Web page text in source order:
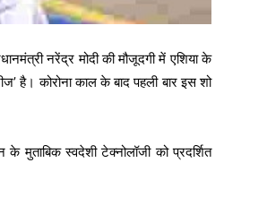
नरेंद्र मोदी की मौजूदगी में एशिया के
है। कोरोना काल के बाद पहली बार इस शो
मुताबिक स्वदेशी टेक्नोलॉजी को प्रदर्शित